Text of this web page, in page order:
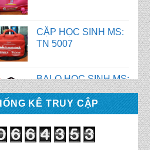
TN 2058
TN 2056
BALO HỌC SINH MS:
TN 2070
KÊ TRUY CẬP